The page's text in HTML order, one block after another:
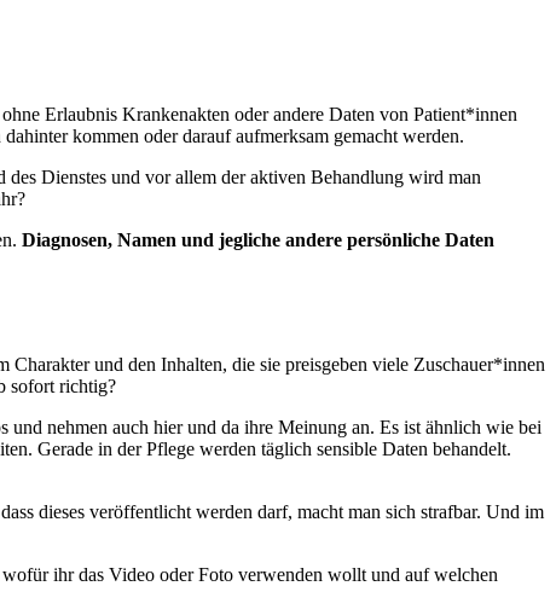
Erlaubnis Krankenakten oder andere Daten von Patient*innen
kommen oder darauf aufmerksam gemacht werden.
Dienstes und vor allem der aktiven Behandlung wird man
Diagnosen, Namen und jegliche andere persönliche Daten
und den Inhalten, die sie preisgeben viele Zuschauer*innen
sofort richtig?
nehmen auch hier und da ihre Meinung an. Es ist ähnlich wie bei
Gerade in der Pflege werden täglich sensible Daten behandelt.
dieses veröffentlicht werden darf, macht man sich strafbar. Und im
ihr das Video oder Foto verwenden wollt und auf welchen